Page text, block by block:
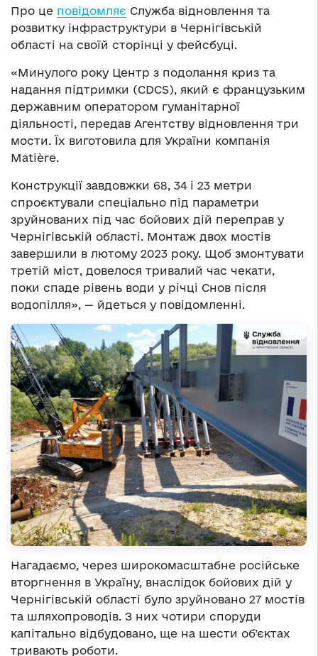
Про це повідомляє Служба відновлення та
розвитку інфраструктури в Чернігівській
області на своїй сторінці у фейсбуці.
«Минулого року Центр з подолання криз та
надання підтримки (CDCS), який є французьким
державним оператором гуманітарної
діяльності, передав Агентству відновлення три
мости. Їх виготовила для України компанія
Matière.
Конструкції завдовжки 68, 34 і 23 метри
спроєктували спеціально під параметри
зруйнованих під час бойових дій переправ у
Чернігівській області. Монтаж двох мостів
завершили в лютому 2023 року. Щоб змонтувати
третій міст, довелося тривалий час чекати,
поки спаде рівень води у річці Снов після
водопілля», — йдеться у повідомленні.
Нагадаємо, через широкомасштабне російське
вторгнення в Україну, внаслідок бойових дій у
Чернігівській області було зруйновано 27 мостів
та шляхопроводів. З них чотири споруди
капітально відбудовано, ще на шести об’єктах
тривають роботи.